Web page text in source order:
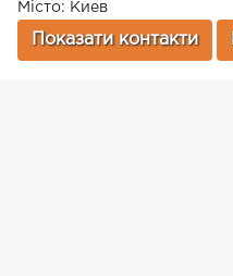
Місто: Киев
Показати контакти